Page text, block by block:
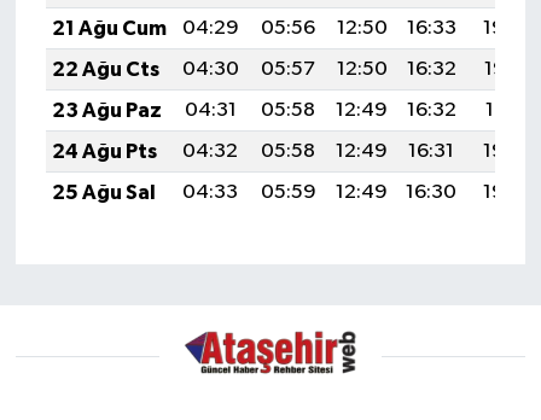
21 Ağu Cum
04:29 05:56 12:50 16:33
19:34
22 Ağu Cts
04:30 05:57 12:50 16:32
19:33
23 Ağu Paz
04:31 05:58 12:49 16:32
19:31
24 Ağu Pts
04:32 05:58 12:49 16:31
19:30
25 Ağu Sal
04:33 05:59 12:49 16:30 19:29